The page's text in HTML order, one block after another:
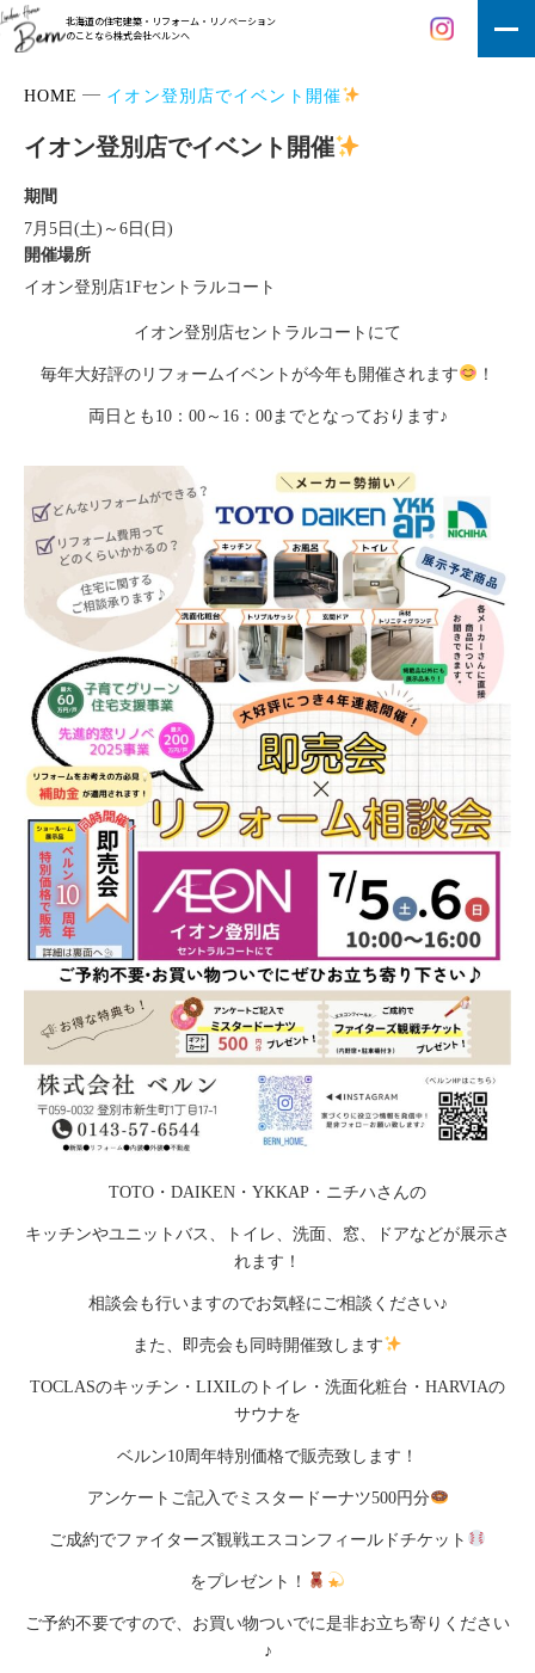
北海道の住宅建築・リフォーム・リノベーション
のことなら株式会社ベルンへ
HOME イオン登別店でイベント開催
イオン登別店でイベント開催
期間
7月5日(土)～6日(日)
開催場所
イオン登別店1Fセントラルコート
イオン登別店セントラルコートにて
毎年大好評のリフォームイベントが今年も開催されます ！
両日とも10：00～16：00までとなっております♪
TOTO・DAIKEN・YKKAP・ニチハさんの
キッチンやユニットバス、トイレ、洗面、窓、ドアなどが展示さ
れます！
相談会も行いますのでお気軽にご相談ください♪
また、即売会も同時開催致します
TOCLASのキッチン・LIXILのトイレ・洗面化粧台・HARVIAの
サウナを
ベルン10周年特別価格で販売致します！
アンケートご記入でミスタードーナツ500円分
ご成約でファイターズ観戦エスコンフィールドチケット
をプレゼント！
ご予約不要ですので、お買い物ついでに是非お立ち寄りください
♪